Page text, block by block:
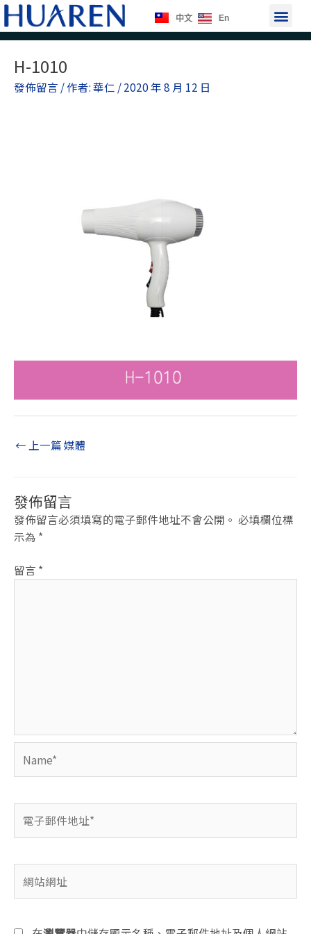
跳
至
主
中文 En 選
單
H-1010
發佈留言 / 作者:華仁 /2020 年 8 月 12 日
navigation
←上一篇 媒體
發佈留言
發佈留言必須填寫的電子郵件地址不會公開。 必填欄位標
示為 *
留言 *
件
地
址
站